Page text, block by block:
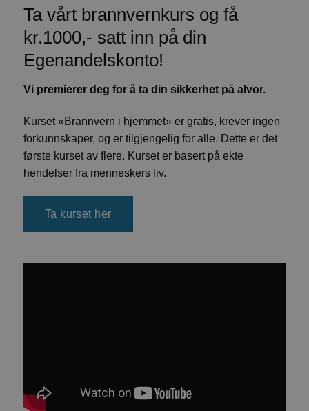
Ta vårt brannvernkurs og få
kr.1000,- satt inn på din
Egenandelskonto!
Vi premierer deg for å ta din sikkerhet på alvor.
Kurset «Brannvern i hjemmet» er gratis, krever ingen
forkunnskaper, og er tilgjengelig for alle. Dette er det
første kurset av flere. Kurset er basert på ekte
hendelser fra menneskers liv.
Ta kurset her